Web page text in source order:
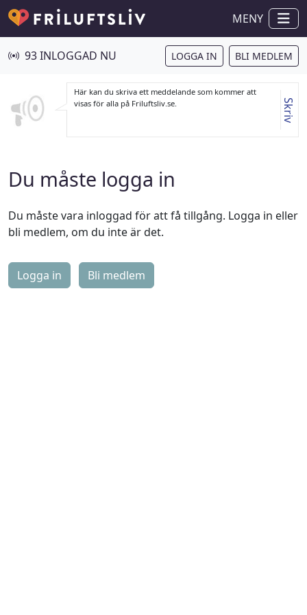
MENY
93 INLOGGAD NU LOGGA IN BLI MEDLEM
Här kan du skriva ett meddelande som kommer att
visas för alla på Friluftsliv.se.
Skriv
Du måste logga in
Du måste vara inloggad för att få tillgång. Logga in eller
bli medlem, om du inte är det.
Logga in